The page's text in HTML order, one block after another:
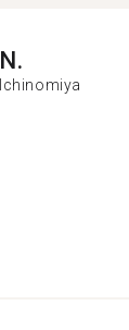
N.
Ichinomiya